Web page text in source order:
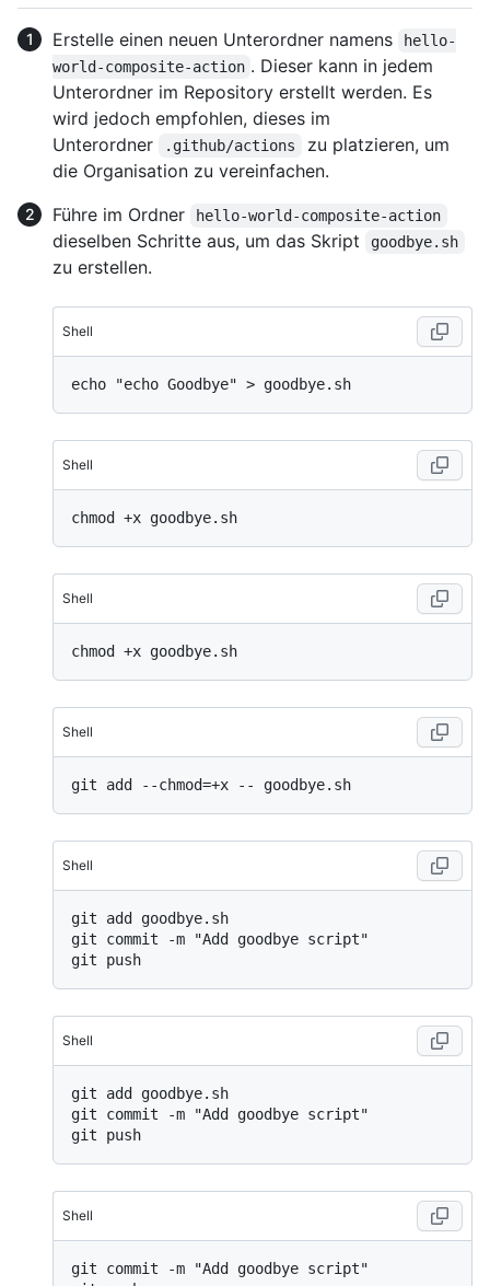
Erstelle einen neuen Unterordner namens
hello-
world-composite-action . Dieser kann in jedem
Unterordner im Repository erstellt werden. Es
wird jedoch empfohlen, dieses im
Unterordner
.github/actions
zu platzieren, um
die Organisation zu vereinfachen.
Führe im Ordner
hello-world-composite-action
dieselben Schritte aus, um das Skript goodbye.sh
zu erstellen.
Shell
Shell
Shell
Shell
Shell
git add goodbye.sh
git commit -m "Add goodbye script"
Shell
git add goodbye.sh
git commit -m "Add goodbye script"
Shell
git commit -m "Add goodbye script"